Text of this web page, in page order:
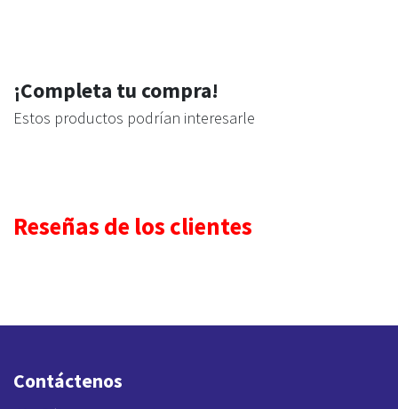
¡Completa tu compra!
Estos productos podrían interesarle
Reseñas de los clientes
Contáctenos